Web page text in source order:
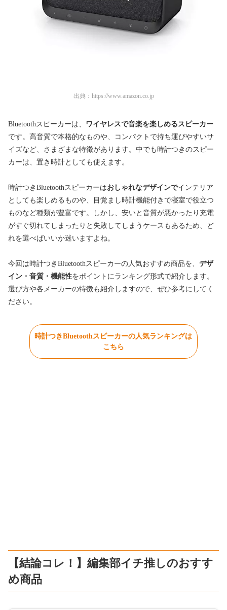
出典： https://www.amazon.co.jp
Bluetoothスピーカーは、
ワイヤレスで音楽を楽しめるスピーカー
です。高音質で本格的なものや、コンパクトで持ち運びやすいサ
イズなど、さまざまな特徴があります。中でも時計つきのスピー
カーは、置き時計としても使えます。
時計つきBluetoothスピーカーはおしゃれなデザインでインテリア
としても楽しめるものや、目覚まし時計機能付きで寝室で役立つ
ものなど種類が豊富です。しかし、安いと音質が悪かったり充電
がすぐ切れてしまったりと失敗してしまうケースもあるため、ど
れを選べばいいか迷いますよね。
今回は時計つきBluetoothスピーカーの人気おすすめ商品を、 デザ
イン・音質・機能性をポイントにランキング形式で紹介します。
選び方や各メーカーの特徴も紹介しますので、ぜひ参考にしてく
ださい。
時計つきBluetoothスピーカーの人気ランキングは
こちら
【結論コレ！】編集部イチ推しのおすす
め商品